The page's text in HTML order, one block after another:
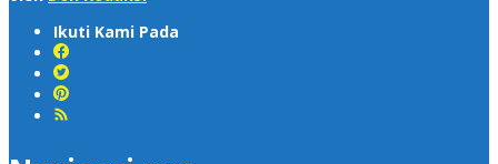
Ikuti Kami Pada